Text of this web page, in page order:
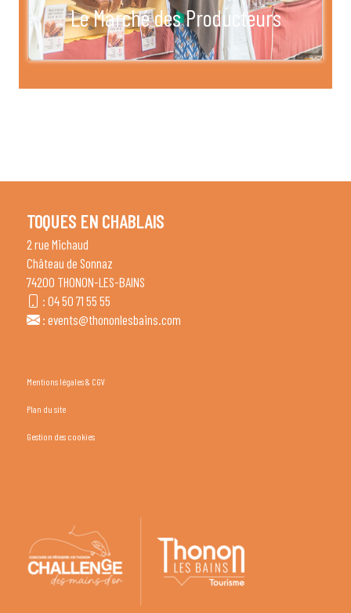
Le Marché des Producteurs
TOQUES EN CHABLAIS
2 rue Michaud
Château de Sonnaz
74200 THONON-LES-BAINS
: 04 50 71 55 55
: events@thononlesbains.com
Mentions légales & CGV
Plan du site
Gestion des cookies